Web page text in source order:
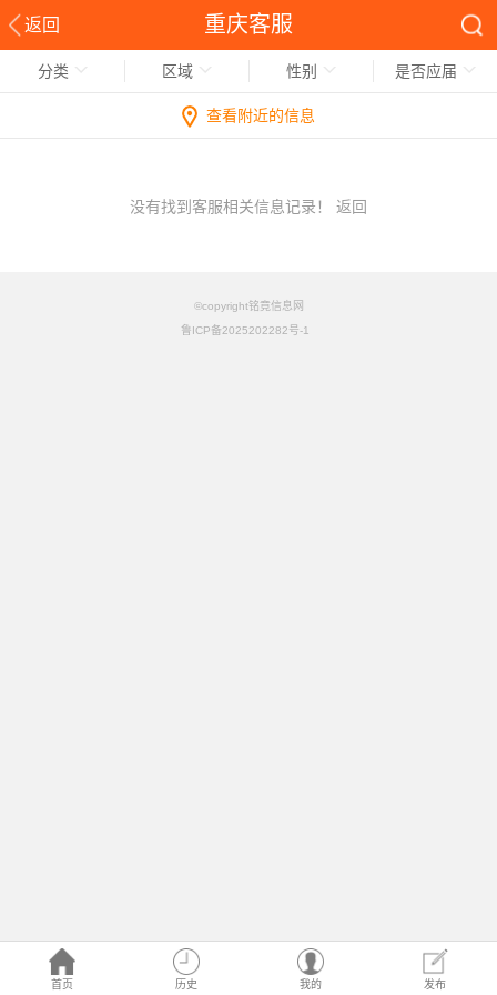
返回 重庆客服
首页 历史 我的 发布
分类 区域 性别 是否应届
查看附近的信息
没有找到客服相关信息记录！ 返回
©copyright铭竟信息网
鲁ICP备2025202282号-1